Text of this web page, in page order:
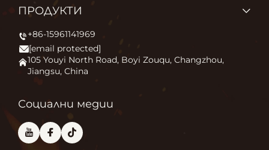
Новини
Свържете се с нас
Често задавани въпроси
Защо обичаме това, което правим?
ПРОДУКТИ
Печка за външни площи
Огнище
Пещ за пица
+86-15961141969
[email protected]
105 Youyi North Road, Boyi Zouqu, Changzhou,
Jiangsu, China
Социални медии